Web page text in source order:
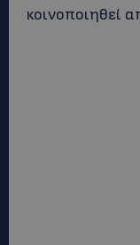
κοινοποιηθεί